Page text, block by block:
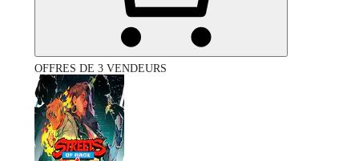
OFFRES DE 3 VENDEURS